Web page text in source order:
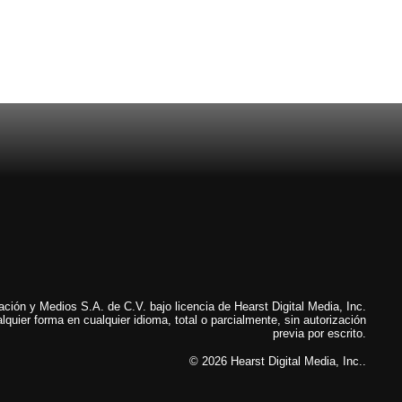
y Medios S.A. de C.V. bajo licencia de Hearst Digital Media, Inc.
forma en cualquier idioma, total o parcialmente, sin autorización
previa por escrito.
© 2026 Hearst Digital Media, Inc..